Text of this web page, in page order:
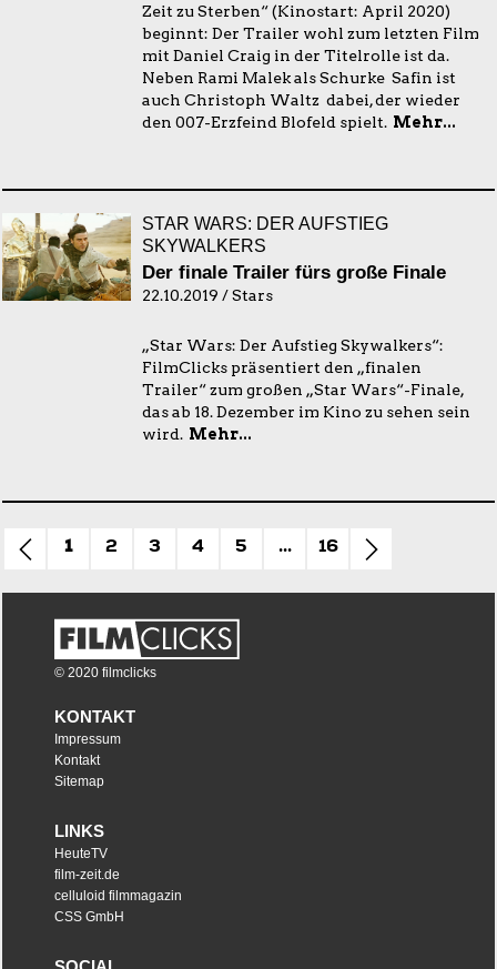
Zeit zu Sterben“ (Kinostart: April 2020)
beginnt: Der Trailer wohl zum letzten Film
mit Daniel Craig in der Titelrolle ist da.
Neben Rami Malek als Schurke Safin ist
auch Christoph Waltz dabei, der wieder
den 007-Erzfeind Blofeld spielt. Mehr...
STAR WARS: DER AUFSTIEG
SKYWALKERS
Der finale Trailer fürs große Finale
22.10.2019 / Stars
„Star Wars: Der Aufstieg Skywalkers“:
FilmClicks präsentiert den „finalen
Trailer“ zum großen „Star Wars“-Finale,
das ab 18. Dezember im Kino zu sehen sein
wird. Mehr...
1 2 3 4 5 ... 16
© 2020 filmclicks
KONTAKT
Impressum
Kontakt
Sitemap
LINKS
HeuteTV
film-zeit.de
celluloid filmmagazin
CSS GmbH